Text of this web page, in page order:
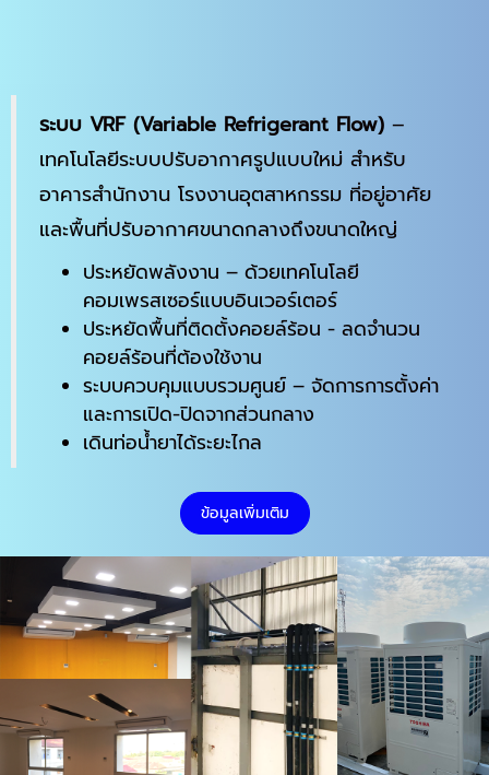
ระบบ VRF (Variable Refrigerant Flow) –
เทคโนโลยีระบบปรับอากาศรูปแบบใหม่ สำหรับ
อาคารสำนักงาน โรงงานอุตสาหกรรม ที่อยู่อาศัย
และพื้นที่ปรับอากาศขนาดกลางถึงขนาดใหญ่
ประหยัดพลังงาน – ด้วยเทคโนโลยี
คอมเพรสเซอร์แบบอินเวอร์เตอร์
ประหยัดพื้นที่ติดตั้งคอยล์ร้อน - ลดจำนวน
คอยล์ร้อนที่ต้องใช้งาน
ระบบควบคุมแบบรวมศูนย์ – จัดการการตั้งค่า
และการเปิด-ปิดจากส่วนกลาง
เดินท่อน้ำยาได้ระยะไกล
ข้อมูลเพิ่มเติม